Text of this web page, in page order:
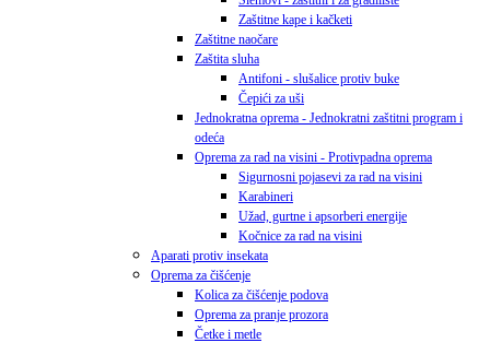
Zaštitne kape i kačketi
Zaštitne naočare
Zaštita sluha
Antifoni - slušalice protiv buke
Čepići za uši
Jednokratna oprema - Jednokratni zaštitni program i
odeća
Oprema za rad na visini - Protivpadna oprema
Sigurnosni pojasevi za rad na visini
Karabineri
Užad, gurtne i apsorberi energije
Kočnice za rad na visini
Aparati protiv insekata
Oprema za čišćenje
Kolica za čišćenje podova
Oprema za pranje prozora
Četke i metle